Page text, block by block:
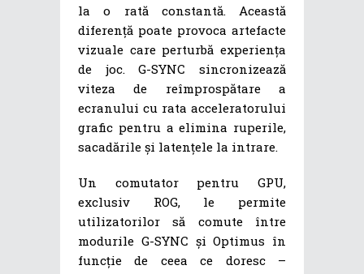
la o rată constantă. Această
diferență poate provoca artefacte
vizuale care perturbă experiența
de joc. G-SYNC sincronizează
viteza de reîmprospătare a
ecranului cu rata acceleratorului
grafic pentru a elimina ruperile,
sacadările și latențele la intrare.
Un comutator pentru GPU,
exclusiv ROG, le permite
utilizatorilor să comute între
modurile G-SYNC și Optimus în
funcție de ceea ce doresc –